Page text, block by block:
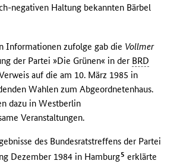
negativen Haltung bekannten Bärbel
Informationen zufolge gab die Vollmer
der Partei »Die Grünen« in der BRD
auf die am 10. März 1985 in
Wahlen zum Abgeordnetenhaus.
dazu in Westberlin
Veranstaltungen.
des Bundesratstreffens der Partei
Dezember 1984 in Hamburg5 erklärte